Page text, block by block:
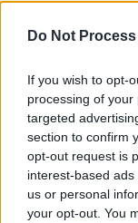
Do Not
If you wish to opt-
processing of
targeted
section to confirm
opt-out request is
interest-based
us or personal
your opt-out. You
PMP (Tomac)
Forța Dreptei
PNȚMM
REPER
SENS
SOS
POT (Gavrilă)